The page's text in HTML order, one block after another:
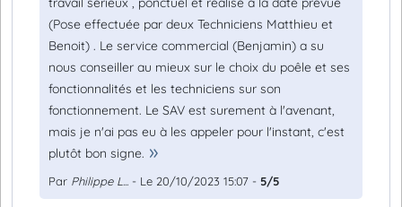
(Pose effectuée par deux Techniciens Matthieu et
Benoit) . Le service commercial (Benjamin) a su
nous conseiller au mieux sur le choix du poêle et ses
fonctionnalités et les techniciens sur son
fonctionnement. Le SAV est surement à l'avenant,
mais je n'ai pas eu à les appeler pour l'instant, c'est
plutôt bon signe.
Par Philippe L... - Le 20/10/2023 15:07 - 5/5